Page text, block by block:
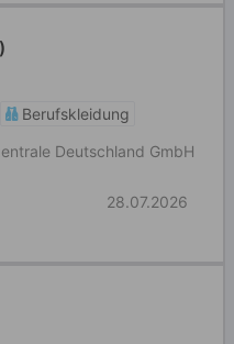
Berufskleidung
Deutschland GmbH
28.07.2026